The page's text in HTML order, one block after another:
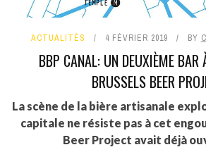
ACTUALITÉS 4 FÉVRIER 2019 BY
BBP CANAL: UN DEUXIÈME BAR
BRUSSELS BEER
La scène de la bière artisanale
capitale ne résiste pas à cet
Beer Project avait déjà